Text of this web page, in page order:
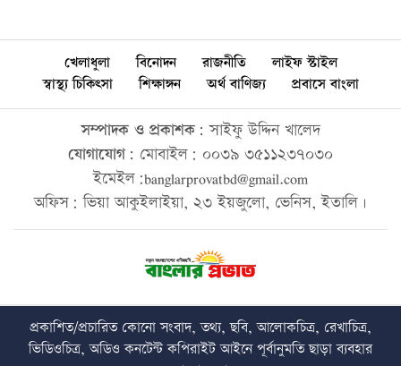
খেলাধুলা বিনোদন রাজনীতি
লাইফ স্টাইল
স্বাস্থ্য চিকিৎসা
শিক্ষাঙ্গন অর্থ বাণিজ্য প্রবাসে বাংলা
সম্পাদক ও প্রকাশক: সাইফু উদ্দিন খালেদ
যোগাযোগ: মোবাইল: ০০৩৯ ৩৫১১২৩৭০৩০
ইমেইল:banglarprovatbd@gmail.com
অফিস: ভিয়া আকুইলাইয়া, ২৩ ইয়জুলো, ভেনিস, ইতালি।
প্রকাশিত/প্রচারিত কোনো সংবাদ, তথ্য, ছবি, আলোকচিত্র, রেখাচিত্র,
ভিডিওচিত্র, অডিও কনটেন্ট কপিরাইট আইনে পূর্বানুমতি ছাড়া ব্যবহার